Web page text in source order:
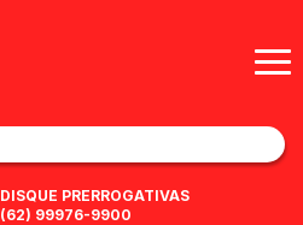
DISQUE PRERROGATIVAS
(62) 99976-9900